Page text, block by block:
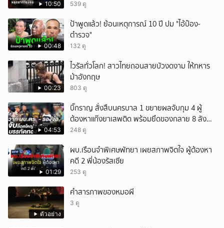
10:50 539 ดู
00:48
ป้าพูดแล้ว! ย้อนเหตุการณ์ 10 ปี ปม "ไอ้ป๋อง-
ตำรวจ"
132 ดู
00:23
ไวรัลทั่วโลก! สาวไทยถอนสายบัวงดงาม ให้ทหาร
ม้าอังกฤษ
803 ดู
04:53
บิ๊กราญ สั่งสืบนครบาล 1 ขยายผลจับกุม 4 ผู้
ต้องหาแก๊งยาเสพติด พร้อมยึดของกลาย 8 ลัง
ส่งผ่านขนส่งเอกชนเข้า กทม.
248 ดู
01:29
ผบ.เรือนจำพิเศษพัทยา เผยสภาพจิตใจ ผู้ต้องหา
คดี 2 พี่น้องรัสเซีย
253 ดู
ตัวอย่าง
คำสารภาพของหมอผี
3 ดู